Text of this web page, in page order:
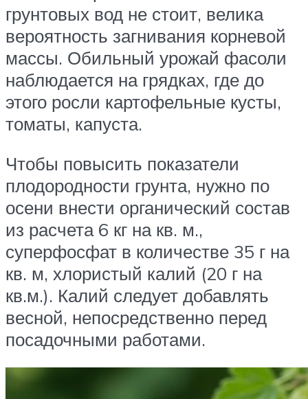
грунтовых вод не стоит, велика
вероятность загнивания корневой
массы. Обильный урожай фасоли
наблюдается на грядках, где до
этого росли картофельные кусты,
томаты, капуста.
Чтобы повысить показатели
плодородности грунта, нужно по
осени внести органический состав
из расчета 6 кг на кв. м.,
суперфосфат в количестве 35 г на
кв. м, хлористый калий (20 г на
кв.м.). Калий следует добавлять
весной, непосредственно перед
посадочными работами.